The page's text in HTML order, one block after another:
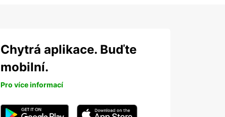
Chytrá aplikace. Buďte
mobilní.
Pro více informací